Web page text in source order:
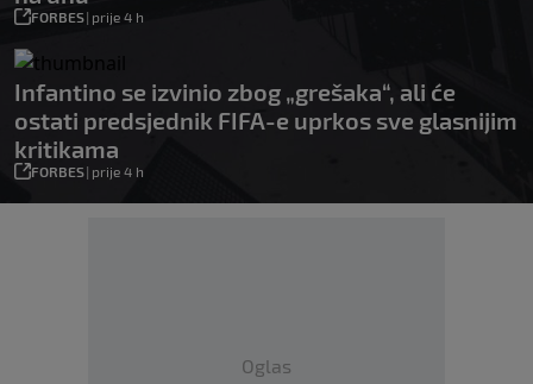
FORBES| prije 4 h
Infantino se izvinio zbog „grešaka“, ali će
ostati predsjednik FIFA-e uprkos sve glasnijim
kritikama
FORBES| prije 4 h
Oglas